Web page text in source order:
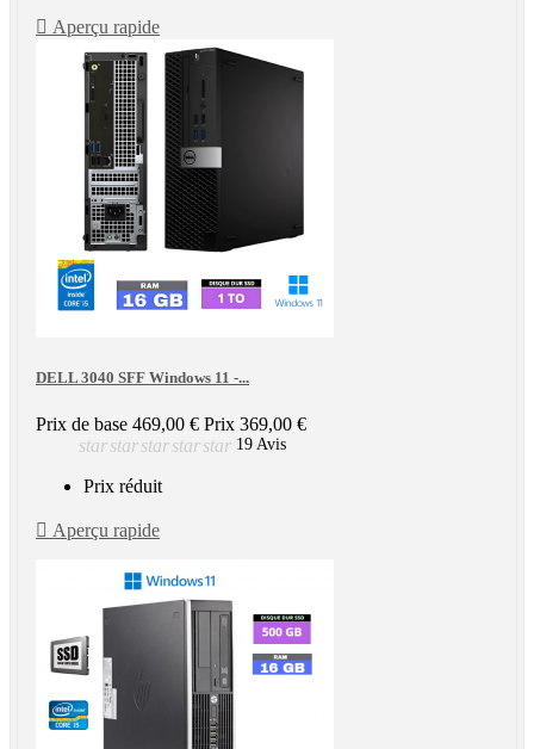
 Aperçu rapide
DELL 3040 SFF Windows 11 -...
Prix de base 469,00 € Prix 369,00 €
starstarstarstarstar 19 Avis
Prix réduit
 Aperçu rapide